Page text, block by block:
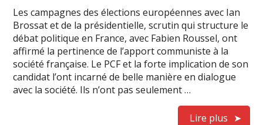
Les campagnes des élections européennes avec Ian
Brossat et de la présidentielle, scrutin qui structure le
débat politique en France, avec Fabien Roussel, ont
affirmé la pertinence de l’apport communiste à la
société française. Le PCF et la forte implication de son
candidat l’ont incarné de belle manière en dialogue
avec la société. Ils n’ont pas seulement …
Lire plus